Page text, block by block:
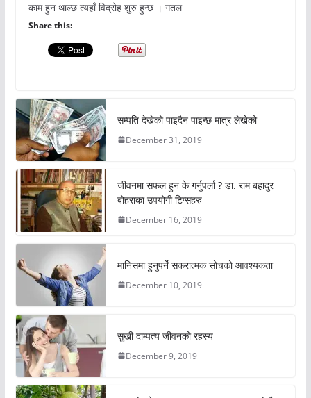
काम हुन थाल्छ त्यहाँ विद्रोह शुरु हुन्छ । गतल
Share this:
सम्पति देखेको पाइदैन पाइन्छ मात्र लेखेको
December 31, 2019
जीवनमा सफल हुन के गर्नुपर्ला ? डा. राम बहादुर
बोहराका उपयोगी टिप्सहरु
December 16, 2019
मानिसमा हुनुपर्ने सकरात्मक सोचको आवश्यकता
December 10, 2019
सुखी दाम्पत्य जीवनको रहस्य
December 9, 2019